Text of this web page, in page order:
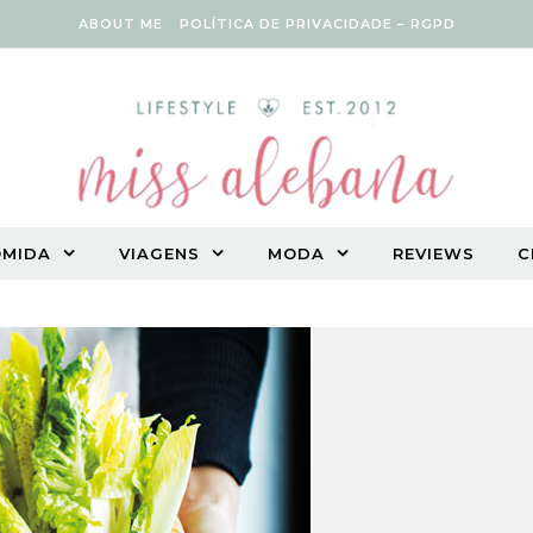
ABOUT ME POLÍTICA DE PRIVACIDADE – RGPD
VIAGENS MODA REVIEWS